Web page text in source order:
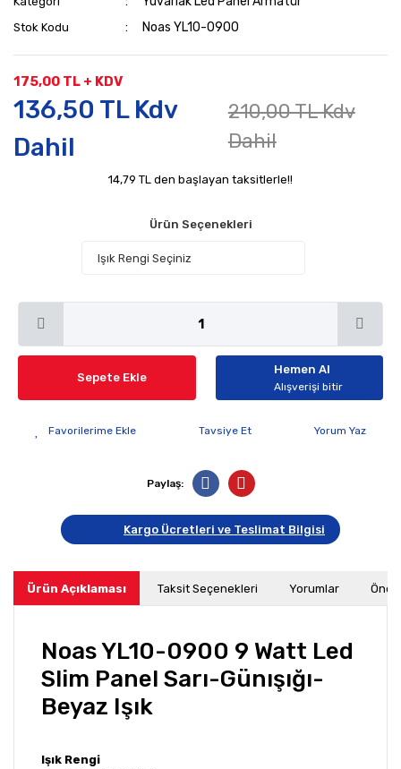
Stok Kodu Noas YL10-0900
175,00 TL + KDV
136,50 TL Kdv
Dahil
210,00 TL Kdv
Dahil
14,79 TL den başlayan taksitlerle!!
Ürün Seçenekleri
Sepete Ekle
Hemen Al
Alışverişi bitir
Tavsiye Et Yorum Yaz
Paylaş:
Kargo Ücretleri ve Teslimat Bilgisi
Ürün Açıklaması Taksit Seçenekleri Yorumlar
Noas YL10-0900 9 Watt Led
Slim Panel Sarı-Günışığı-
Beyaz Işık
Işık Rengi